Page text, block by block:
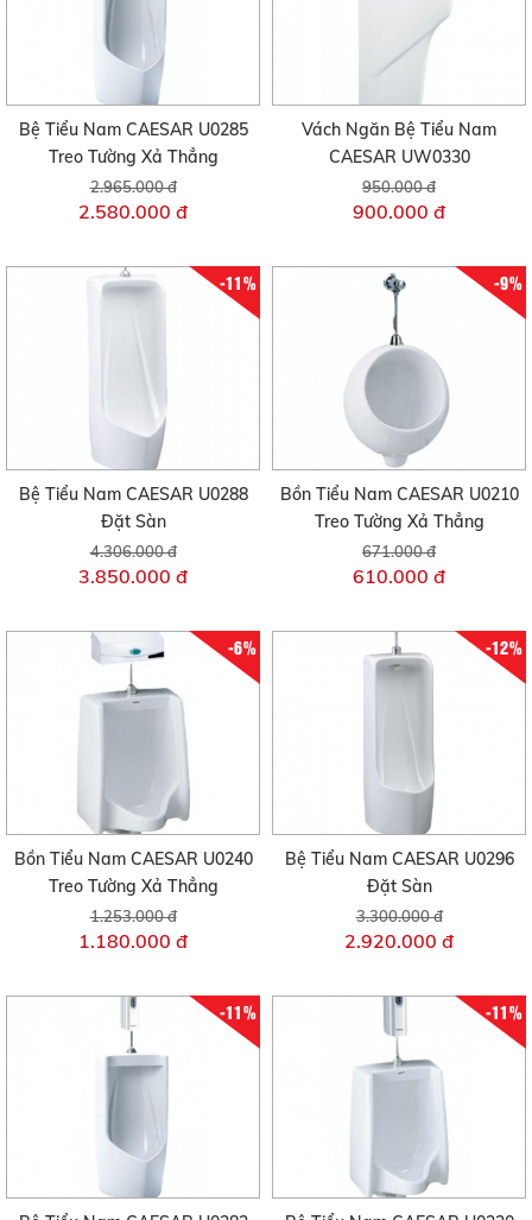
Bệ Tiểu Nam CAESAR U0285
Treo Tường Xả Thẳng
2.965.000 đ
2.580.000 đ
Vách Ngăn Bệ Tiểu Nam
CAESAR UW0330
950.000 đ
900.000 đ
-11%
Bệ Tiểu Nam CAESAR U0288
Đặt Sàn
4.306.000 đ
3.850.000 đ
-9%
Bồn Tiểu Nam CAESAR U0210
Treo Tường Xả Thẳng
671.000 đ
610.000 đ
-6%
Bồn Tiểu Nam CAESAR U0240
Treo Tường Xả Thẳng
1.253.000 đ
1.180.000 đ
-12%
Bệ Tiểu Nam CAESAR U0296
Đặt Sàn
3.300.000 đ
2.920.000 đ
-11% -11%